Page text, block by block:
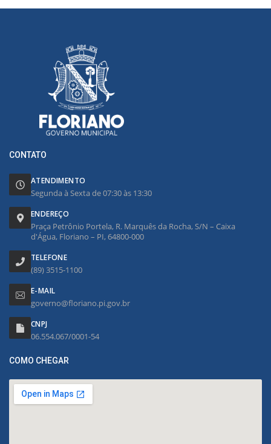
CONTATO
ATENDIMENTO
Segunda à Sexta de 07:30 às 13:30
ENDEREÇO
Praça Petrônio Portela, R. Marquês da Rocha, S/N – Caixa
d'Água, Floriano – PI, 64800-000
TELEFONE
(89) 3515-1100
E-MAIL
governo@floriano.pi.gov.br
CNPJ
06.554.067/0001-54
COMO CHEGAR